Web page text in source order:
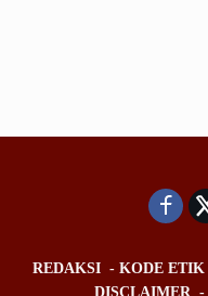
REDAKSI KODE
DISCLAIMER